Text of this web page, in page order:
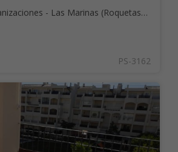
El Sabinar - Urbanizaciones - Las Marinas (Roquetas de Mar)
PS-3162